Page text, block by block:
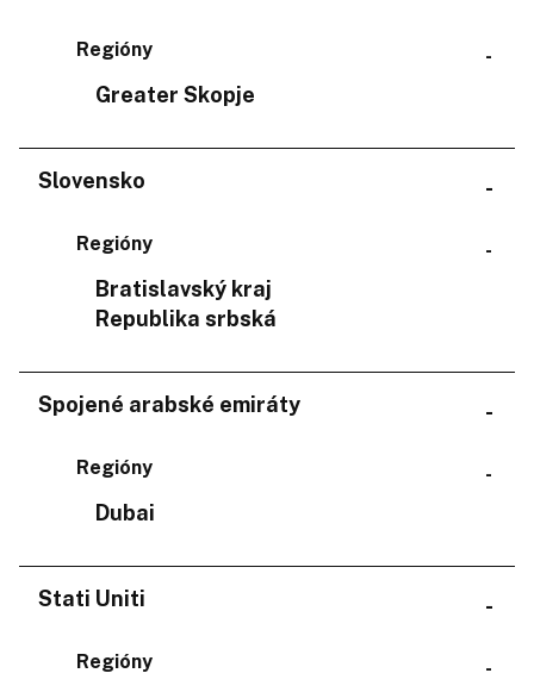
Regióny
Greater Skopje
Slovensko
Regióny
Bratislavský kraj
Republika srbská
Spojené arabské emiráty
Regióny
Dubai
Stati Uniti
Regióny